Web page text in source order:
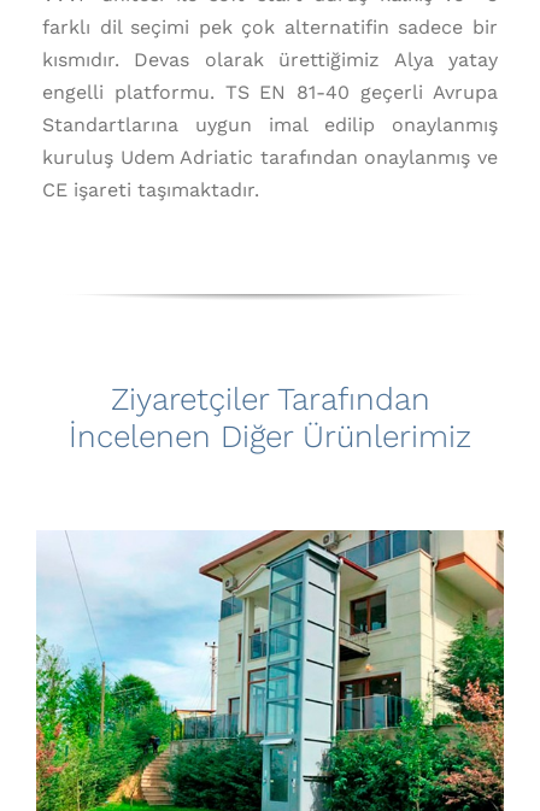
farklı dil seçimi pek çok alternatifin sadece bir
kısmıdır. Devas olarak ürettiğimiz Alya yatay
engelli platformu. TS EN 81-40 geçerli Avrupa
Standartlarına uygun imal edilip onaylanmış
kuruluş Udem Adriatic tarafından onaylanmış ve
CE işareti taşımaktadır.
Ziyaretçiler Tarafından
İncelenen Diğer Ürünlerimiz